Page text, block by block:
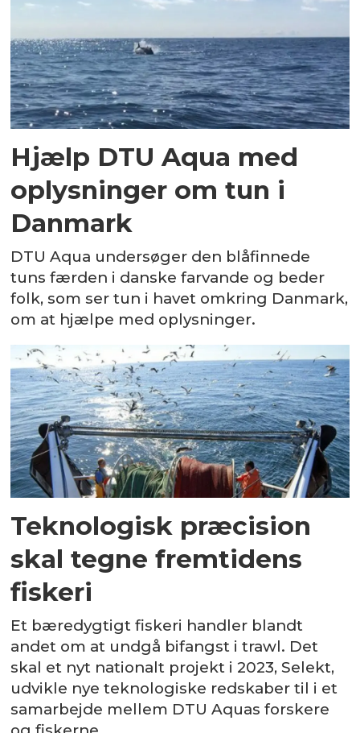
Hjælp DTU Aqua med
oplysninger om tun i
Danmark
DTU Aqua undersøger den blåfinnede
tuns færden i danske farvande og beder
folk, som ser tun i havet omkring Danmark,
om at hjælpe med oplysninger.
Teknologisk præcision
skal tegne fremtidens
fiskeri
Et bæredygtigt fiskeri handler blandt
andet om at undgå bifangst i trawl. Det
skal et nyt nationalt projekt i 2023, Selekt,
udvikle nye teknologiske redskaber til i et
samarbejde mellem DTU Aquas forskere